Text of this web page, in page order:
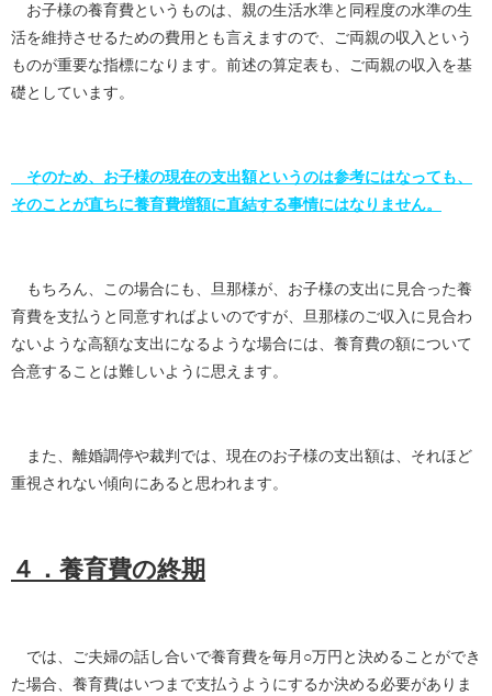
お子様の養育費というものは、親の生活水準と同程度の水準の生
活を維持させるための費用とも言えますので、ご両親の収入という
ものが重要な指標になります。前述の算定表も、ご両親の収入を基
礎としています。
そのため、お子様の現在の支出額というのは参考にはなっても、
そのことが直ちに養育費増額に直結する事情にはなりません。
もちろん、この場合にも、旦那様が、お子様の支出に見合った養
育費を支払うと同意すればよいのですが、旦那様のご収入に見合わ
ないような高額な支出になるような場合には、養育費の額について
合意することは難しいように思えます。
また、離婚調停や裁判では、現在のお子様の支出額は、それほど
重視されない傾向にあると思われます。
４．養育費の終期
では、ご夫婦の話し合いで養育費を毎月○万円と決めることができ
た場合、養育費はいつまで支払うようにするか決める必要がありま